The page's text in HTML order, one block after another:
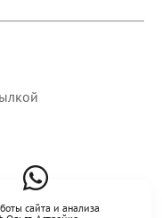
сайта и анализа